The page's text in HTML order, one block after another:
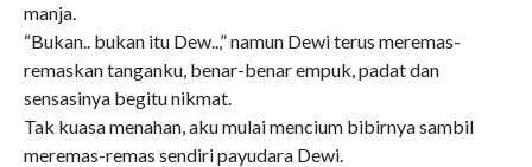
manja.
“Bukan.. bukan itu Dew..,” namun Dewi terus meremas-
remaskan tanganku, benar-benar empuk, padat dan
sensasinya begitu nikmat.
Tak kuasa menahan, aku mulai mencium bibirnya sambil
meremas-remas sendiri payudara Dewi.